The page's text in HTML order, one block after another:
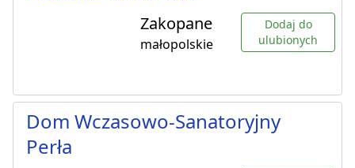
Zakopane
małopolskie
Dodaj do
ulubionych
Dom Wczasowo-Sanatoryjny
Perła